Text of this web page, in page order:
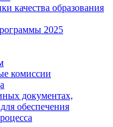
качества образования
2025
комиссии
документах,
обеспечения